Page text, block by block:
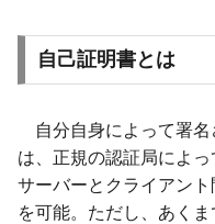
自己証明書とは
自分自身によって署名
は、正規の認証局によ
サーバーとクライアン
を可能。ただし、あく